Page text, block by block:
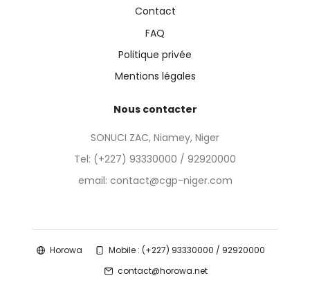
Contact
FAQ
Politique privée
Mentions légales
Nous contacter
SONUCI ZAC, Niamey, Niger
Tel: (+227) 93330000 / 92920000
email: contact@cgp-niger.com
Horowa
Mobile : (+227) 93330000 / 92920000
contact@horowa.net